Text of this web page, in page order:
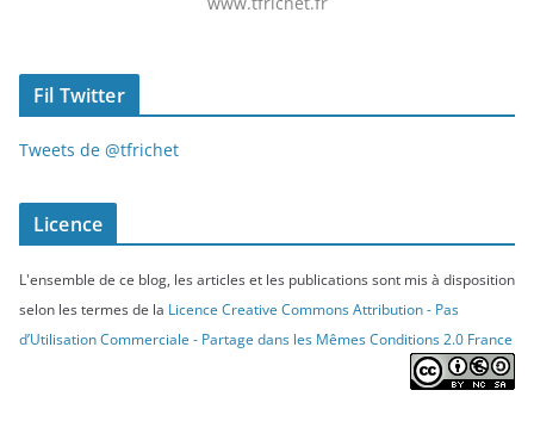
Fil Twitter
Tweets de @tfrichet
Licence
L'ensemble de ce blog, les articles et les publications sont mis à disposition
selon les termes de la Licence Creative Commons Attribution - Pas
d’Utilisation Commerciale - Partage dans les Mêmes Conditions 2.0 France